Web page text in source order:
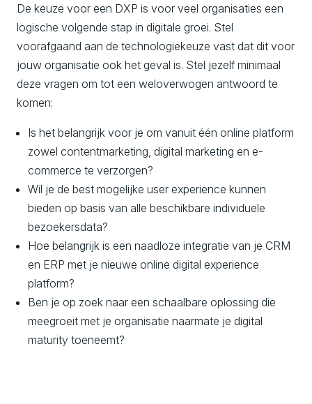
De keuze voor een DXP is voor veel organisaties een
logische volgende stap in digitale groei. Stel
voorafgaand aan de technologiekeuze vast dat dit voor
jouw organisatie ook het geval is. Stel jezelf minimaal
deze vragen om tot een weloverwogen antwoord te
komen:
Is het belangrijk voor je om vanuit één online platform
zowel contentmarketing, digital marketing en e-
commerce te verzorgen?
Wil je de best mogelijke user experience kunnen
bieden op basis van alle beschikbare individuele
bezoekersdata?
Hoe belangrijk is een naadloze integratie van je CRM
en ERP met je nieuwe online digital experience
platform?
Ben je op zoek naar een schaalbare oplossing die
meegroeit met je organisatie naarmate je digital
maturity toeneemt?